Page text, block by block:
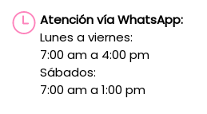
Atención vía WhatsApp:
Lunes a viernes:
7:00 am a 4:00 pm
Sábados:
7:00 am a 1:00 pm